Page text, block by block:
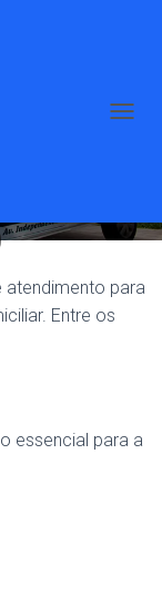
N
N
Ã
atendimento para
Entre os
essencial para a